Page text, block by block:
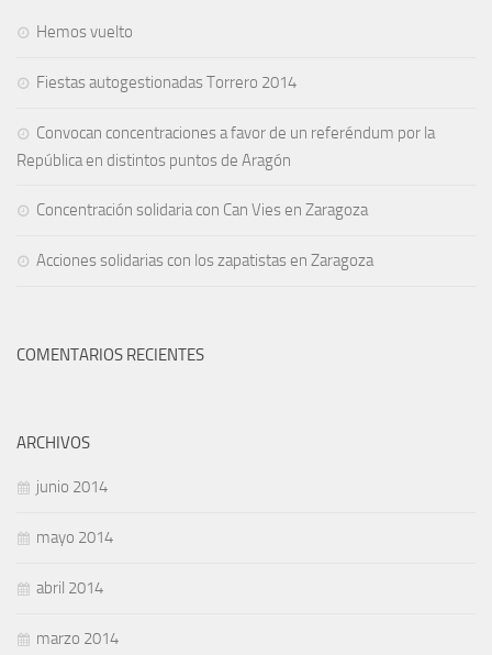
Hemos vuelto
Fiestas autogestionadas Torrero 2014
Convocan concentraciones a favor de un referéndum por la
República en distintos puntos de Aragón
Concentración solidaria con Can Vies en Zaragoza
Acciones solidarias con los zapatistas en Zaragoza
COMENTARIOS RECIENTES
ARCHIVOS
junio 2014
mayo 2014
abril 2014
marzo 2014